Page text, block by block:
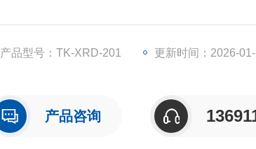
产品型号：TK-XRD-201 更新时间：2026-
产品咨询